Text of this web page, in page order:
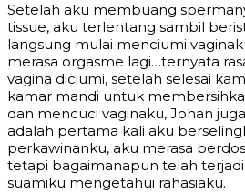
Setelah aku membuang
tissue, aku terlentang sambil
langsung mulai menciumi
merasa orgasme lagi…ternyata
vagina diciumi, setelah selesai
kamar mandi untuk
dan mencuci vaginaku, Johan
adalah pertama kali aku
perkawinanku, aku merasa
tetapi bagaimanapun telah
suamiku mengetahui rahasiaku.